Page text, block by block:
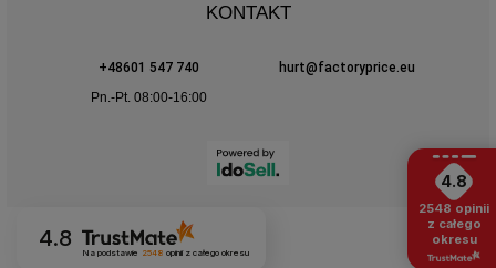
KONTAKT
+48601 547 740
hurt@factoryprice.eu
Pn.-Pt. 08:00-16:00
4.8
Na podstawie 2548 opinii z całego okresu
4.8
2548 opinii
z całego
okresu